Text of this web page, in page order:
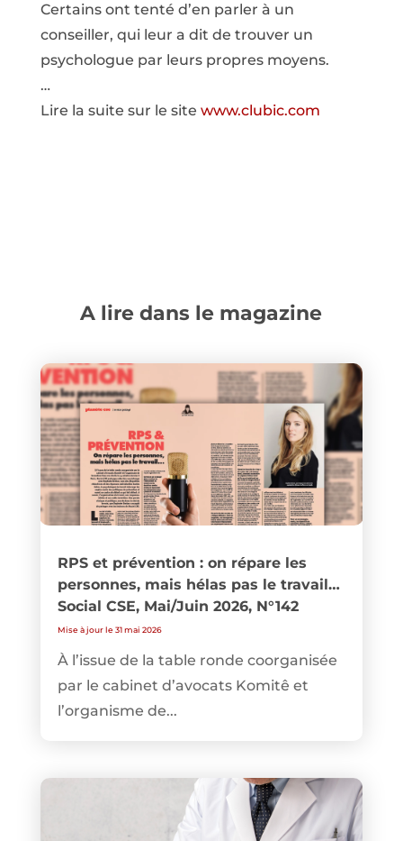
Certains ont tenté d’en parler à un
conseiller, qui leur a dit de trouver un
psychologue par leurs propres moyens.
…
Lire la suite sur le site www.clubic.com
A lire dans le magazine
RPS et prévention : on répare les
personnes, mais hélas pas le travail…
Social CSE, Mai/Juin 2026, N°142
Mise à jour le 31 mai 2026
À l’issue de la table ronde coorganisée
par le cabinet d’avocats Komitê et
l’organisme de...